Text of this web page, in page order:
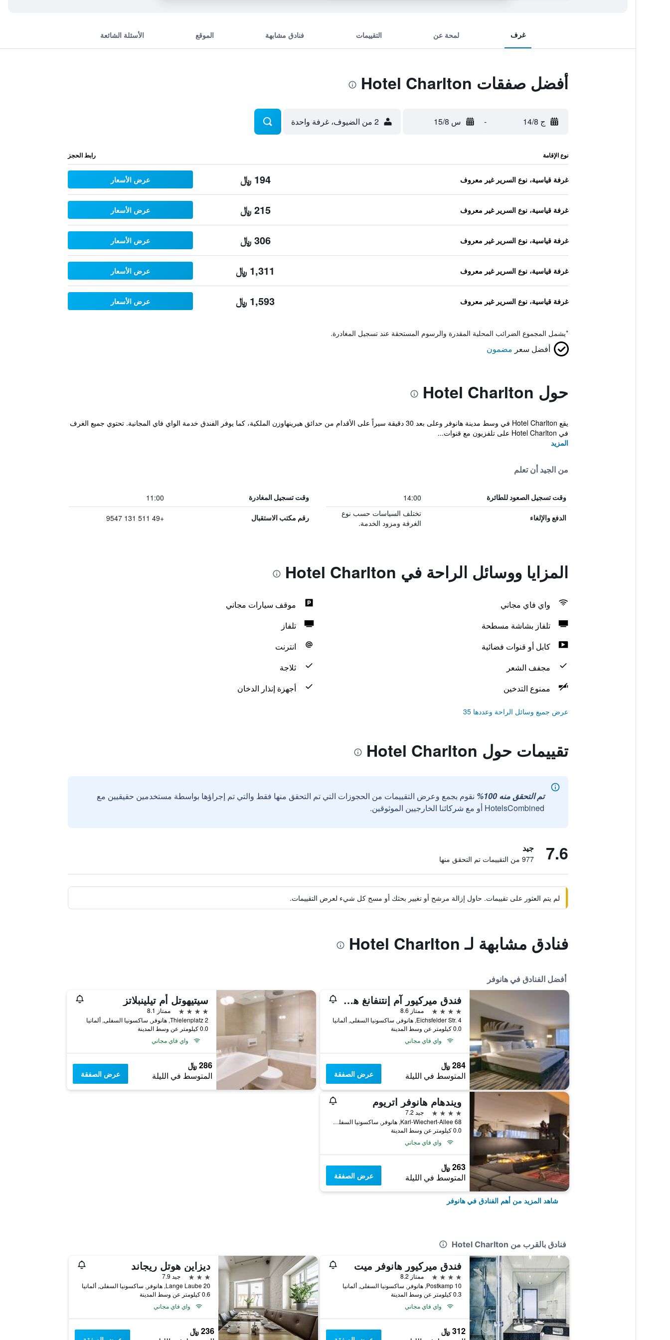
غرف لمحة عن التقييمات فنادق مشابهة الموقع الأسئلة الشائعة
أفضل صفقات Hotel Charlton
ج 14/8 - س 15/8 2 من الضيوف، غرفة واحدة
نوع الإقامة رابط الحجز
غرفة قياسية، نوع السرير غير معروف 194 ﷼ عرض الأسعار
غرفة قياسية، نوع السرير غير معروف 215 ﷼ عرض الأسعار
غرفة قياسية، نوع السرير غير معروف 306 ﷼ عرض الأسعار
غرفة قياسية، نوع السرير غير معروف 1,311 ﷼ عرض الأسعار
غرفة قياسية، نوع السرير غير معروف 1,593 ﷼ عرض الأسعار
*يشمل المجموع الضرائب المحلية المقدرة والرسوم المستحقة عند تسجيل المغادرة.
أفضل سعر مضمون
حول Hotel Charlton
يقع Hotel Charlton في وسط مدينة هانوفر وعلى بعد 30 دقيقة سيراً على الأقدام من حدائق هيرينهاوزن الملكية، كما يوفر الفندق خدمة الواي فاي المجانية. تحتوي جميع الغرف
في Hotel Charlton على تلفزيون مع قنوات...
المزيد
من الجيد أن تعلم
وقت تسجيل الصعود للطائرة 14:00 وقت تسجيل المغادرة 11:00
الدفع والإلغاء
تختلف السياسات حسب نوع
الغرفة ومزود الخدمة.
رقم مكتب الاستقبال +49 511 131 9547
المزايا ووسائل الراحة في Hotel Charlton
واي فاي مجاني
موقف سيارات مجاني
تلفاز بشاشة مسطحة
تلفاز
كابل أو قنوات فضائية
انترنت
مجفف الشعر
ثلاجة
ممنوع التدخين
أجهزة إنذار الدخان
عرض جميع وسائل الراحة وعددها 35
تقييمات حول Hotel Charlton
تم التحقق منه 100%
نقوم بجمع وعرض التقييمات من الحجوزات التي تم التحقق منها فقط والتي تم إجراؤها بواسطة مستخدمين حقيقيين مع
HotelsCombined أو مع شركائنا الخارجيين الموثوقين.
7.6 جيد
977 من التقييمات تم التحقق منها
لم يتم العثور على تقييمات. حاول إزالة مرشح أو تغيير بحثك أو مسح كل شيء لعرض التقييمات.
فنادق مشابهة لـ Hotel Charlton
أفضل الفنادق في هانوفر
فندق ميركيور آم إنتنفانغ هانوفر
4 نجوم
ممتاز 8.6
Eichsfelder Str. 4, هانوفر, ساكسونيا السفلى, ألمانيا
0.0 كيلومتر عن وسط المدينة
واي فاي مجاني
284 ﷼
المتوسط في الليلة عرض الصفقة
سيتيهوتل أم تيلينبلاتز
4 نجوم
ممتاز 8.1
Thielenplatz 2, هانوفر, ساكسونيا السفلى, ألمانيا
0.0 كيلومتر عن وسط المدينة
واي فاي مجاني
286 ﷼
المتوسط في الليلة عرض الصفقة
ويندهام هانوفر اتريوم
4 نجوم
جيد 7.2
Karl-Wiechert-Allee 68, هانوفر, ساكسونيا السفلى, ألمانيا
0.0 كيلومتر عن وسط المدينة
واي فاي مجاني
263 ﷼
المتوسط في الليلة عرض الصفقة
شاهد المزيد من أهم الفنادق في هانوفر
فنادق بالقرب من Hotel Charlton
فندق ميركيور هانوفر ميت
4 نجوم
ممتاز 8.2
Postkamp 10, هانوفر, ساكسونيا السفلى, ألمانيا
0.3 كيلومتر عن وسط المدينة
واي فاي مجاني
312 ﷼
ديزاين هوتل ريجاند
3 نجوم
جيد 7.9
Lange Laube 20, هانوفر, ساكسونيا السفلى, ألمانيا
0.6 كيلومتر عن وسط المدينة
واي فاي مجاني
236 ﷼